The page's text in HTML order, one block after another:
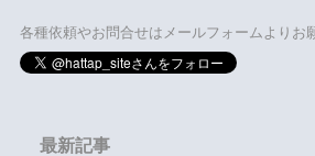
各種依頼やお問合せはメールフォームよりお
最新記事